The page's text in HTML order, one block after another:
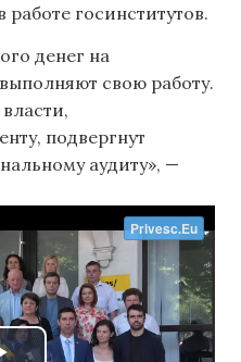
госинститутов.
денег на
свою работу.
подвергнут
аудиту», —